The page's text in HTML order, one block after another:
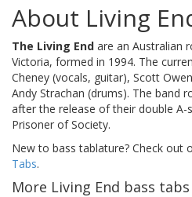
About Living
The Living End are an Australian
Victoria, formed in 1994. The
Cheney (vocals, guitar), Scott
Andy Strachan (drums). The band
after the release of their double A-
Prisoner of Society.
New to bass tablature? Check out
Tabs.
More Living End bass tabs